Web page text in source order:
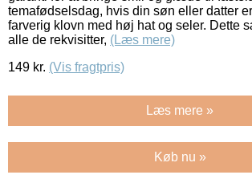
temafødselsdag, hvis din søn eller datter
farverig klovn med høj hat og seler. Dette
alle de rekvisitter, (Læs mere)
149 kr. (Vis fragtpris)
Læs mere »
Køb nu »